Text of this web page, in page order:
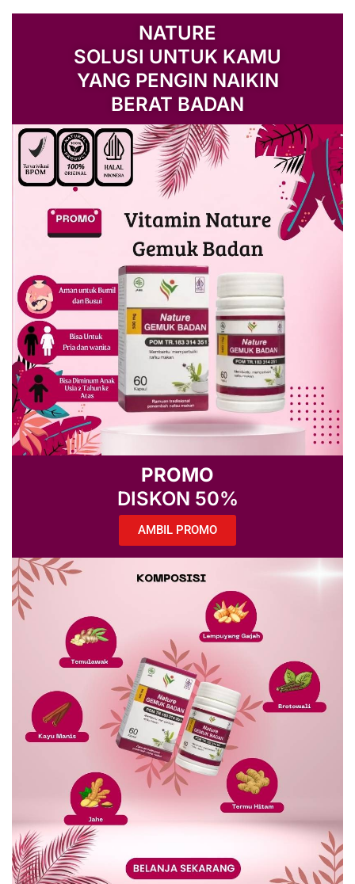
NATURE
SOLUSI UNTUK KAMU
YANG PENGIN NAIKIN
BERAT BADAN
PROMO
DISKON 50%
AMBIL PROMO